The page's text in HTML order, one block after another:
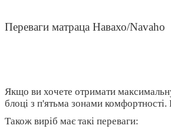
Переваги матраца Навахо/Navaho
Якщо ви хочете отримати
блоці з п'ятьма зонами
Також виріб має такі переваги: